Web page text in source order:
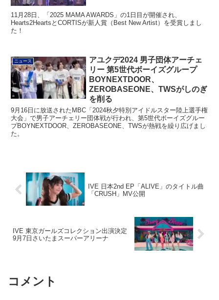
11月28日、「2025 MAMA AWARDS」の1日目が開催され、
Hearts2HeartsとCORTISが新人賞（Best New Artist）を受賞しまし
た！
ニュース
アユクデ2024 男子団体アーチェ
リー 第5世代ボーイズグループ
BOYNEXTDOOR、
ZEROBASEONE、TWSがしのぎ
を削る
9月16日に放送されたMBC「2024秋夕特別アイドルスター陸上選手権
大会」で男子アーチェリー団体戦が行われ、第5世代ボーイズグルー
プBOYNEXTDOOR、ZEROBASEONE、TWSが熱戦を繰り広げまし
た。
IVE 日本2nd EP「ALIVE」のタイトル曲
「CRUSH」MV公開
IVE 東京ガールズコレクション出演決定
9月7日さいたまスーパーアリーナ
コメント